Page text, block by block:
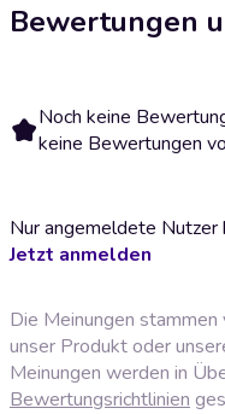
Bewertungen
Noch keine
keine Bewertungen
Nur angemeldete Nutzer
Jetzt anmelden
Die Meinungen
unser Produkt oder
Meinungen werden in
Bewertungsrichtlinien